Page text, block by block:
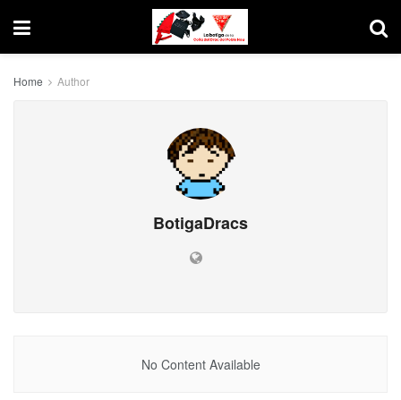
Home Author
BotigaDracs
No Content Available